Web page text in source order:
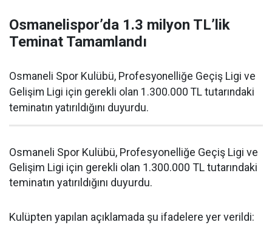
Osmanelispor’da 1.3 milyon TL’lik
Teminat Tamamlandı
Osmaneli Spor Kulübü, Profesyonelliğe Geçiş Ligi ve
Gelişim Ligi için gerekli olan 1.300.000 TL tutarındaki
teminatın yatırıldığını duyurdu.
Osmaneli Spor Kulübü, Profesyonelliğe Geçiş Ligi ve
Gelişim Ligi için gerekli olan 1.300.000 TL tutarındaki
teminatın yatırıldığını duyurdu.
Kulüpten yapılan açıklamada şu ifadelere yer verildi: